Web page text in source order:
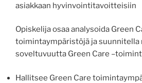
asiakkaan hyvinvointitavoitteisiin
Opiskelija osaa analysoida Green
toimintaympäristöjä ja suunnitella
soveltuvuutta Green Care
Hallitsee Green Care